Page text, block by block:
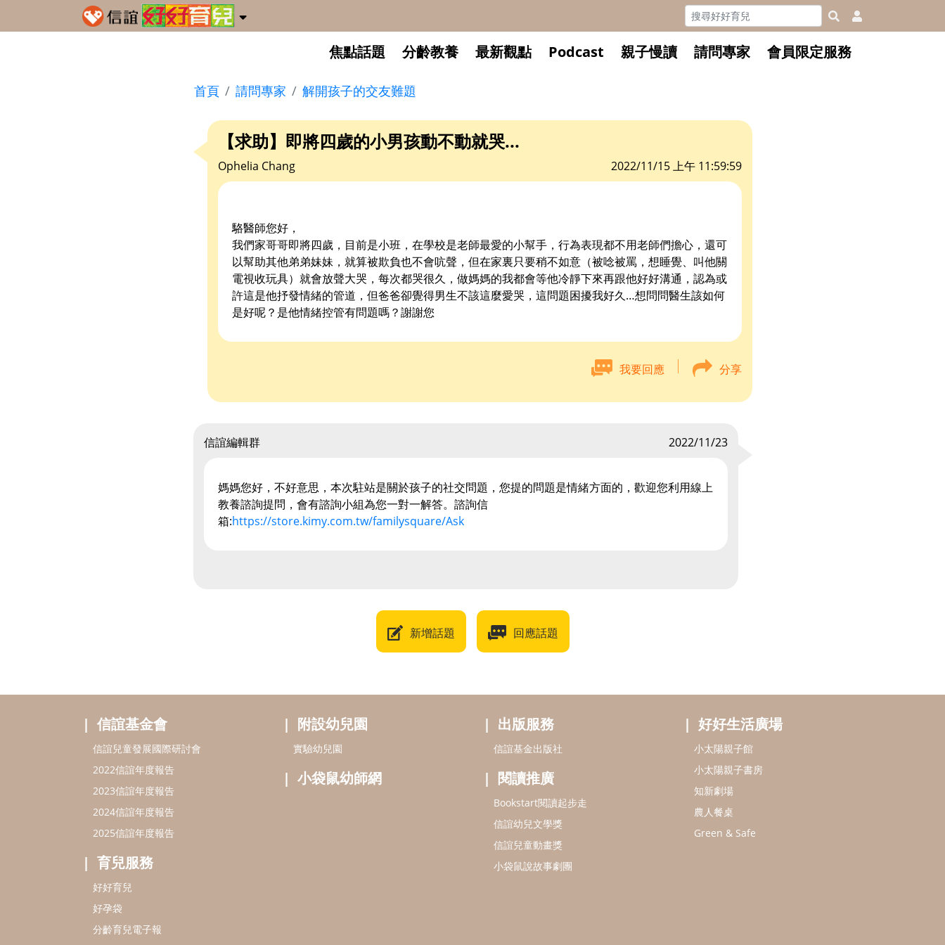
焦點話題 分齡教養 最新觀點 Podcast 親子慢讀 請問專家 會員限定服務
首頁 請問專家 解開孩子的交友難題
【求助】即將四歲的小男孩動不動就哭...
Ophelia Chang 2022/11/15 上午 11:59:59
駱醫師您好，
我們家哥哥即將四歲，目前是小班，在學校是老師最愛的小幫手，行為表現都不用老師們擔心，還可
以幫助其他弟弟妹妹，就算被欺負也不會吭聲，但在家裏只要稍不如意（被唸被罵，想睡覺、叫他關
電視收玩具）就會放聲大哭，每次都哭很久，做媽媽的我都會等他冷靜下來再跟他好好溝通，認為或
許這是他抒發情緒的管道，但爸爸卻覺得男生不該這麼愛哭，這問題困擾我好久…想問問醫生該如何
是好呢？是他情緒控管有問題嗎？謝謝您
我要回應 分享
信誼編輯群 2022/11/23
媽媽您好，不好意思，本次駐站是關於孩子的社交問題，您提的問題是情緒方面的，歡迎您利用線上
教養諮詢提問，會有諮詢小組為您一對一解答。諮詢信
箱:https://store.kimy.com.tw/familysquare/Ask
新增話題 回應話題
信誼基金會
信誼兒童發展國際研討會
2022信誼年度報告
2023信誼年度報告
2024信誼年度報告
2025信誼年度報告
育兒服務
好好育兒
好孕袋
分齡育兒電子報
附設幼兒園
實驗幼兒園
小袋鼠幼師網
出版服務
信誼基金出版社
閱讀推廣
Bookstart閱讀起步走
信誼幼兒文學獎
信誼兒童動畫獎
小袋鼠說故事劇團
好好生活廣場
小太陽親子館
小太陽親子書房
知新劇場
農人餐桌
Green & Safe